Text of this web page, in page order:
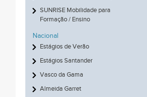
SUNRISE Mobilidade para
Formação / Ensino
Nacional
Estágios de Verão
Estágios Santander
Vasco da Gama
Almeida Garret